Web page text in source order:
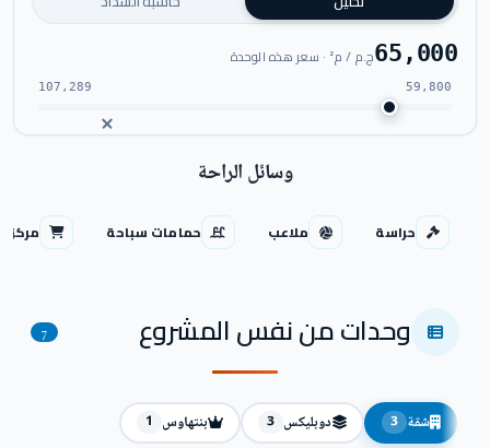
65,000ج.م / م² · سعر هذه الوحدة
59,800
107,289
وسائل الراحة
حراسة ملاعب حمامات سباحة مركز
وحدات من نفس المشروع 7
شقة 3 دوبليكس 3 بنتهاوس 1